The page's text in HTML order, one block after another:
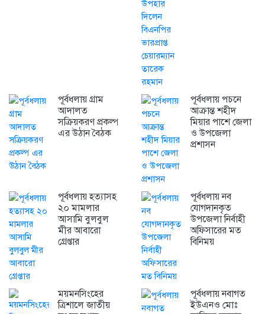
পূর্বধলায় গ্রাম
আদালত
সক্রিয়করণ প্রকল্প
এর উঠান বৈঠক
পূর্বধলায় পচনে
আক্রান্ত শহীদ
মিয়ার পাশে জেলা
ও উপজেলা
প্রশাসন
পূর্বধলায় হত্যাসহ
২০ মামলার
আসামি বুলবুল
মীর আবারো
গ্রেপ্তার
পূর্বধলায় নব
যোগদানকৃত
উপজেলা নির্বাহী
অফিসারের মত
বিনিময়
ময়মনসিংহের
ত্রিশালে জাতীয়
পূর্বধলায় নবাগত
ইউএনও মোঃ